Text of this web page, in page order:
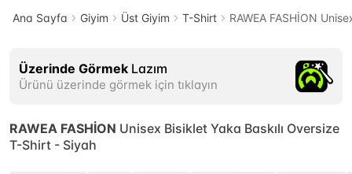
Ana Sayfa Giyim Üst Giyim T-Shirt RAWEA FASHİON
Üzerinde Görmek Lazım
Ürünü üzerinde görmek için tıklayın
RAWEA FASHİON Unisex Bisiklet Yaka Baskılı Oversize
T-Shirt - Siyah